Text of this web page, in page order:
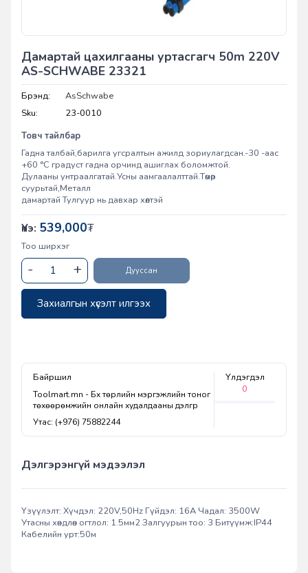
Дамартай цахилгааны уртасгагч 50m 220V
AS-SCHWABE 23321
Брэнд:
AsSchwabe
Sku:
23-0010
Товч тайлбар
Гадна талбай,барилга угсралтын ажилд зориулагдсан.-30 -аас
+60 °C градуст гадна орчинд ашиглах боломжтой.
Дулааны унтраалгатай.Усны аамгаалалттай.Төмөр
суурьтай,Металл
дамартай Тулгуур нь давхар хөлтэй
Үнэ: 539,000₮
Тоо ширхэг
Дууссан
Захиалгын хүсэлт илгээх
Байршил
Toolmart.mn - Бүх төрлийн мэргэжлийн тоног
төхөөрөмжийн онлайн худалдааны дэлгүүр
Утас: (+976) 75882244
Үлдэгдэл
0
Дэлгэрэнгүй мэдээлэл
Үзүүлэлт: Хүчдэл: 220V,50Hz Гүйдэл: 16А Чадал: 3500W
Утасны хөндлөн огтлол: 1.5мм2 Залгуурын тоо: 3 Битүүмж:IP44
Кабелийн урт:50м